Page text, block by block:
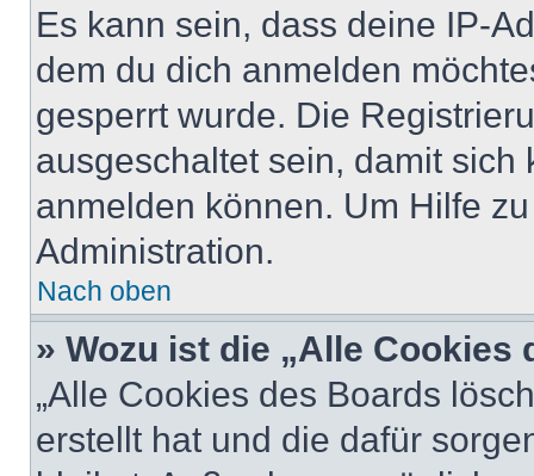
Es kann sein, dass deine IP-
dem du dich anmelden
gesperrt wurde. Die
ausgeschaltet sein, damit
anmelden können. Um Hilfe
Administration.
Nach oben
» Wozu ist die „Alle
„Alle Cookies des Boards
erstellt hat und die dafür